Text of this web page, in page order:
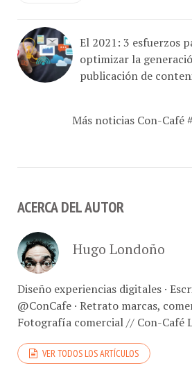
El 2021: 3 esfuerzos
optimizar la
publicación de
Diseño experiencias digitales ·
@ConCafe · Retrato marcas, comer
Fotografía comercial // Con-Café